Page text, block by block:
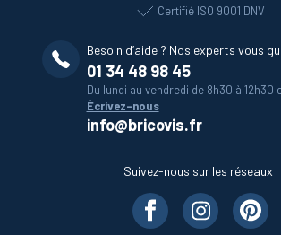
Certifié ISO 9001 DNV
Besoin d’aide ? Nos experts vous
01 34 48 98 45
Du lundi au vendredi de 8h30 à 12h30
Écrivez-nous
info@bricovis.fr
Suivez-nous sur les réseaux !